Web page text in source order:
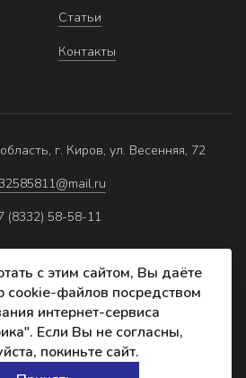
Статьи
Контакты
г. Киров, ул. Весенняя, 72
(8332) 58-58-11
персональных данных
Реквизиты
Создание сайта:
с этим сайтом, Вы даёте
cookie-файлов посредством
интернет-сервиса
Если Вы не согласны,
покиньте сайт.